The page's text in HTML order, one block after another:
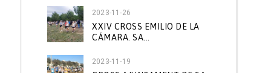
2023-11-26
XXIV CROSS EMILIO DE LA
CÁMARA. SA...
2023-11-19